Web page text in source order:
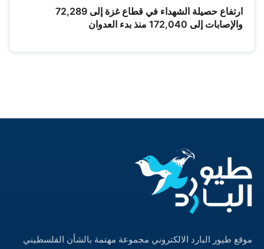
ارتفاع حصيلة الشهداء في قطاع غزة إلى 72,289
والإصابات إلى 172,040 منذ بدء العدوان
موقع طيور البارد الالكتروني مجموعة مهتمة بالشأن الفلسطيني